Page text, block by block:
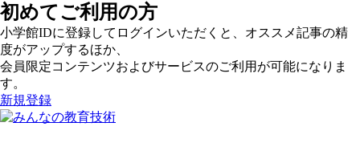
初めてご利用の方
小学館IDに登録してログインいただくと、オススメ記事の精
度がアップするほか、
会員限定コンテンツおよびサービスのご利用が可能になりま
す。
新規登録